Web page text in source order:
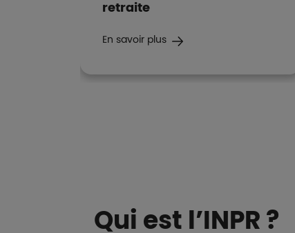
retraite
En savoir plus
Qui est l’INPR ?